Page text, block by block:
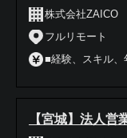
株式会社ZAICO
フルリモート
■経験、スキル、
【宮城】法人営